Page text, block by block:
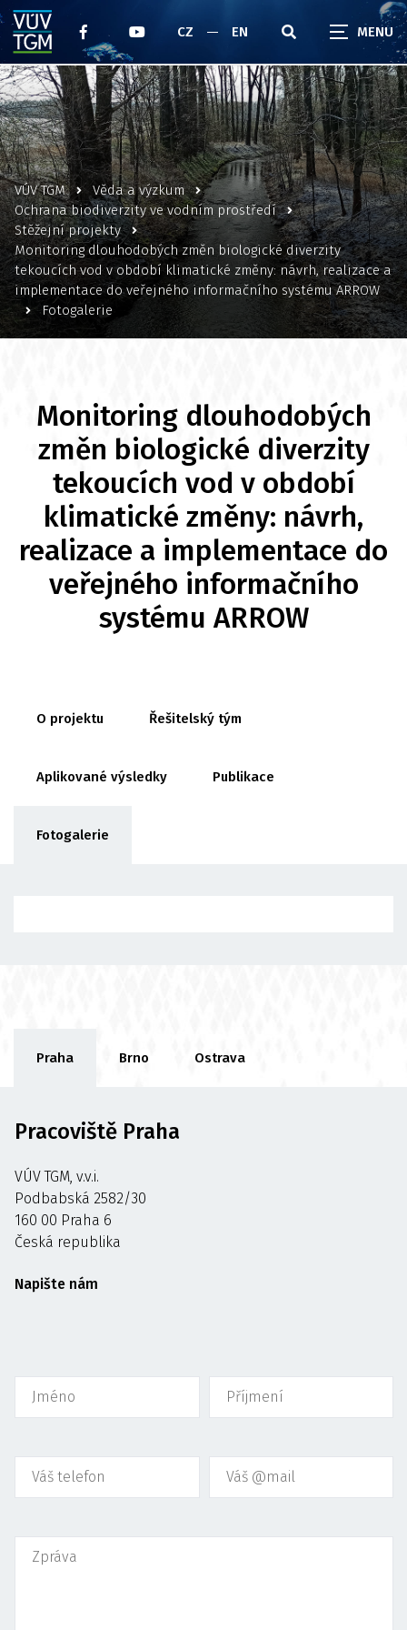
CZ EN
VÚV TGM
Věda a výzkum
Ochrana biodiverzity ve vodním prostředí
Stěžejní projekty
Monitoring dlouhodobých změn biologické diverzity
tekoucích vod v období klimatické změny: návrh, realizace a
implementace do veřejného informačního systému ARROW
Fotogalerie
Monitoring dlouhodobých
změn biologické diverzity
tekoucích vod v období
klimatické změny: návrh,
realizace a implementace do
veřejného informačního
systému ARROW
O projektu Řešitelský tým
Aplikované výsledky Publikace
Fotogalerie
Praha Brno Ostrava
Pracoviště Praha
VÚV TGM, v.v.i.
Podbabská 2582/30
160 00 Praha 6
Česká republika
Napište nám